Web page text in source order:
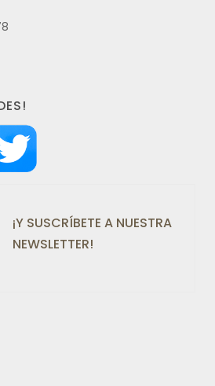
¡Y SUSCRÍBETE A NUESTRA
NEWSLETTER!